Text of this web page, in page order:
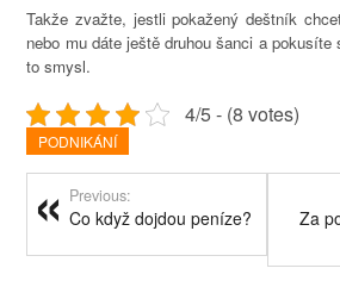
Takže zvažte, jestli pokažený deštník
nebo mu dáte ještě druhou šanci a
to smysl.
4/5 - (8 votes)
PODNIKÁNÍ
Previous:
Co když dojdou peníze?
Za